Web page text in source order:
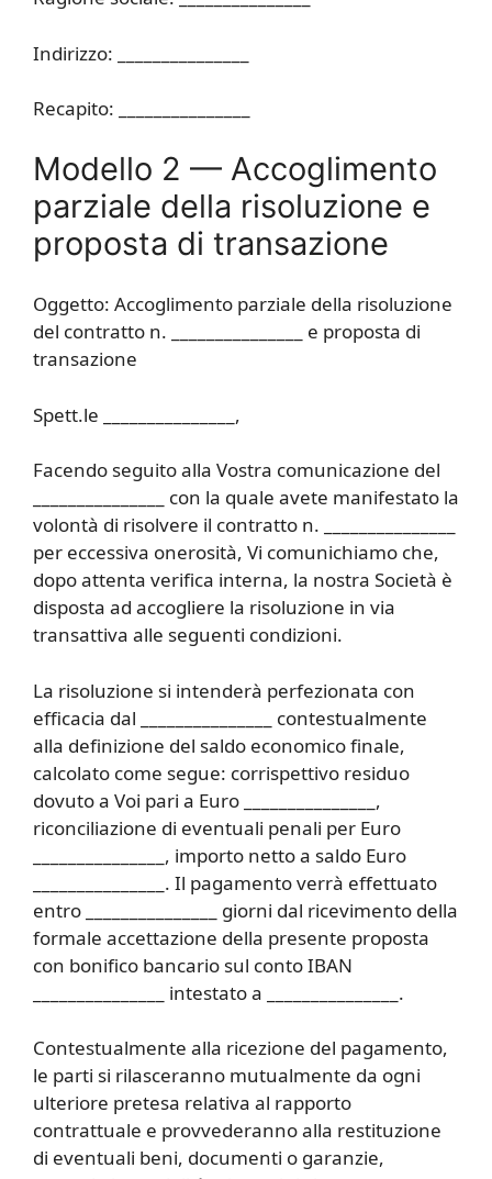
Indirizzo: _______________
Recapito: _______________
Modello 2 — Accoglimento
parziale della risoluzione e
proposta di transazione
Oggetto: Accoglimento parziale della risoluzione
del contratto n. _______________ e proposta di
transazione
Spett.le _______________,
Facendo seguito alla Vostra comunicazione del
_______________ con la quale avete manifestato la
volontà di risolvere il contratto n. _______________
per eccessiva onerosità, Vi comunichiamo che,
dopo attenta verifica interna, la nostra Società è
disposta ad accogliere la risoluzione in via
transattiva alle seguenti condizioni.
La risoluzione si intenderà perfezionata con
efficacia dal _______________ contestualmente
alla definizione del saldo economico finale,
calcolato come segue: corrispettivo residuo
dovuto a Voi pari a Euro _______________,
riconciliazione di eventuali penali per Euro
_______________, importo netto a saldo Euro
_______________. Il pagamento verrà effettuato
entro _______________ giorni dal ricevimento della
formale accettazione della presente proposta
con bonifico bancario sul conto IBAN
_______________ intestato a _______________.
Contestualmente alla ricezione del pagamento,
le parti si rilasceranno mutualmente da ogni
ulteriore pretesa relativa al rapporto
contrattuale e provvederanno alla restituzione
di eventuali beni, documenti o garanzie,